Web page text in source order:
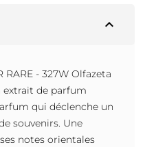
expand_less
- 327W Olfazeta
extrait de parfum
qui déclenche un
souvenirs. Une
notes orientales